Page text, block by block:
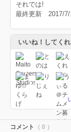
それでは!
最終更新 2017/7/
いいね！してく
コメント （ 0 ）